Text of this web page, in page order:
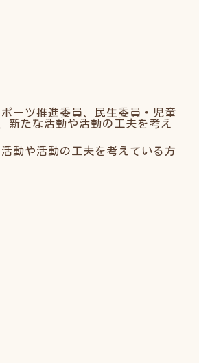
ーツ推進委員、民生委員・児童
新たな活動や活動の工夫を考え
動や活動の工夫を考えている方